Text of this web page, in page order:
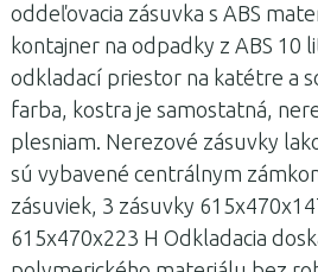
oddeľovacia zásuvka s ABS
kontajner na odpadky z ABS 10
odkladací priestor na katétre a
farba, kostra je samostatná,
plesniam. Nerezové zásuvky
sú vybavené centrálnym
zásuviek, 3 zásuvky
615x470x223 H Odkladacia